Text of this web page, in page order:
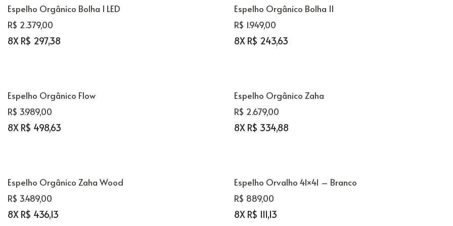
Espelho Orgânico Bolha I LED
R$ 2.379,00
8X R$ 297,38
Espelho Orgânico Bolha II
R$ 1.949,00
8X R$ 243,63
Espelho Orgânico Flow
R$ 3.989,00
8X R$ 498,63
Espelho Orgânico Zaha
R$ 2.679,00
8X R$ 334,88
Espelho Orgânico Zaha Wood
R$ 3.489,00
8X R$ 436,13
Espelho Orvalho 41×41 – Branco
R$ 889,00
8X R$ 111,13